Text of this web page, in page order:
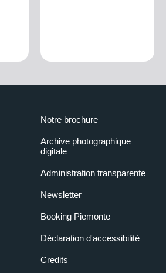
Notre brochure
Archive photographique
digitale
Administration transparente
Newsletter
Booking Piemonte
Déclaration d'accessibilité
Credits